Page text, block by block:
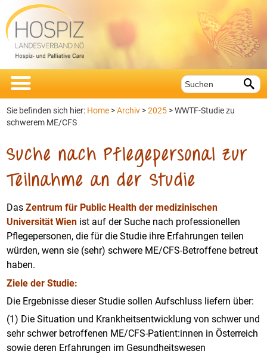
 
Sie befinden sich hier: Home >Archiv >2025 > WWTF-Studie zu
schwerem ME/CFS
Suche nach Pflegepersonal zur
Teilnahme an der Studie
DasZentrum für Public Health der medizinischen
Universität Wien ist auf der Suche nach professionellen
Pflegepersonen, die für die Studie ihre Erfahrungen teilen
würden, wenn sie (sehr) schwere ME/CFS-Betroffene betreut
haben.
Ziele der Studie:
Die Ergebnisse dieser Studie sollen Aufschluss liefern über:
(1) Die Situation und Krankheitsentwicklung von schwer und
sehr schwer betroffenen ME/CFS-Patient:innen in Österreich
sowie deren Erfahrungen im Gesundheitswesen